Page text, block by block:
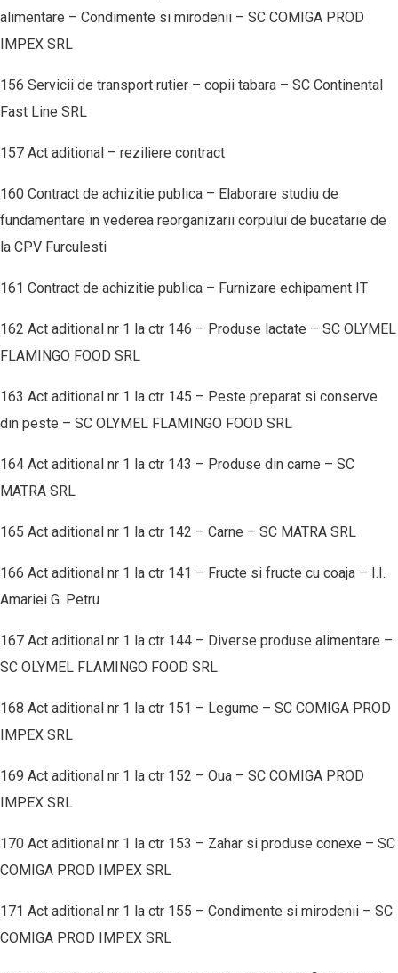
alimentare – Condimente si mirodenii – SC COMIGA PROD
IMPEX SRL
156 Servicii de transport rutier – copii tabara – SC Continental
Fast Line SRL
157 Act aditional – reziliere contract
160 Contract de achizitie publica – Elaborare studiu de
fundamentare in vederea reorganizarii corpului de bucatarie de
la CPV Furculesti
161 Contract de achizitie publica – Furnizare echipament IT
162 Act aditional nr 1 la ctr 146 – Produse lactate – SC OLYMEL
FLAMINGO FOOD SRL
163 Act aditional nr 1 la ctr 145 – Peste preparat si conserve
din peste – SC OLYMEL FLAMINGO FOOD SRL
164 Act aditional nr 1 la ctr 143 – Produse din carne – SC
MATRA SRL
165 Act aditional nr 1 la ctr 142 – Carne – SC MATRA SRL
166 Act aditional nr 1 la ctr 141 – Fructe si fructe cu coaja – I.I.
Amariei G. Petru
167 Act aditional nr 1 la ctr 144 – Diverse produse alimentare –
SC OLYMEL FLAMINGO FOOD SRL
168 Act aditional nr 1 la ctr 151 – Legume – SC COMIGA PROD
IMPEX SRL
169 Act aditional nr 1 la ctr 152 – Oua – SC COMIGA PROD
IMPEX SRL
170 Act aditional nr 1 la ctr 153 – Zahar si produse conexe – SC
COMIGA PROD IMPEX SRL
171 Act aditional nr 1 la ctr 155 – Condimente si mirodenii – SC
COMIGA PROD IMPEX SRL